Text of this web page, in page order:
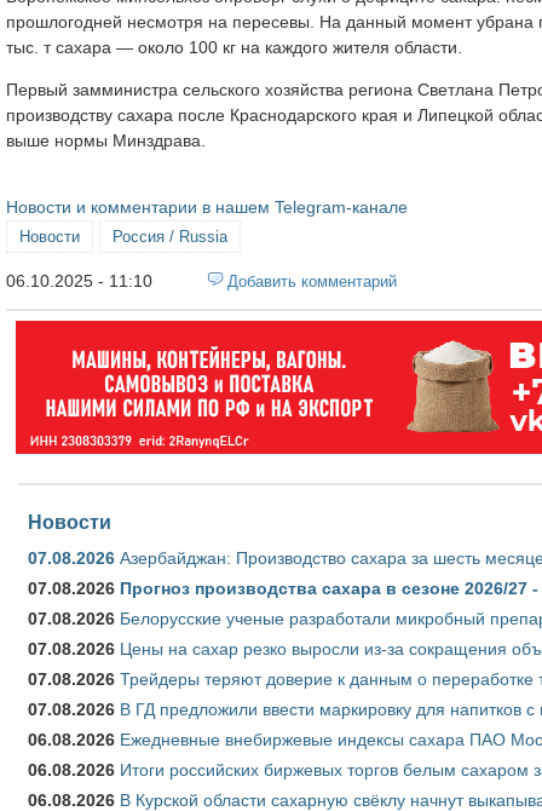
прошлогодней несмотря на пересевы. На данный момент
тыс. т сахара — около 100 кг на каждого жителя области.
Первый замминистра сельского хозяйства региона Светлана
производству сахара после Краснодарского края и Липецкой
выше нормы Минздрава.
Новости и комментарии в нашем Telegram-канале
Новости Россия / Russia
06.10.2025 - 11:10 Добавить комментарий
Новости
07.08.2026 Азербайджан: Производство сахара за шесть
07.08.2026 Прогноз производства сахара в сезоне 2026/
07.08.2026 Белорусские ученые разработали микробный
07.08.2026 Цены на сахар резко выросли из-за сокращения
07.08.2026 Трейдеры теряют доверие к данным о переработке
07.08.2026 В ГД предложили ввести маркировку для напитков
06.08.2026 Ежедневные внебиржевые индексы сахара ПАО
06.08.2026 Итоги российских биржевых торгов белым сахаром
06.08.2026 В Курской области сахарную свёклу начнут